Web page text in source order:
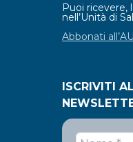
Puoi ricevere,
nell’Unità di
Abbonati
ISCRIVITI